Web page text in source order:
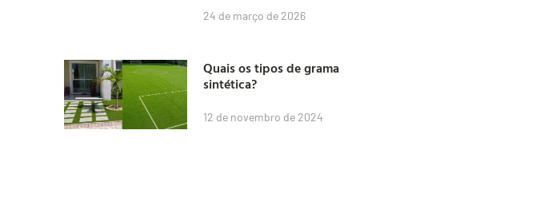
24 de março de 2026
Quais os tipos de grama
sintética?
12 de novembro de 2024